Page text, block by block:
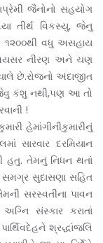
જૈનોનો સહયોગ
તીર્થ વિકસ્યુ, જેનુ
૧૨૦૦થી વધુ અસહાય
નીરણ અને ચણ
છે.રોજનો અંદાજીત
કંશુ નથી,પણ આ તો
!
હેમાંગીનીકુમારીનું
સારવાર દરમિયાન
હતુ. તેમનું નિધન થતાં
સમગ્ર સુદાસણા સહિ‌ત
સરસ્વતીના પાવન
સંસ્કાર કરાતાં
શ્રદ્ધાંજલિ